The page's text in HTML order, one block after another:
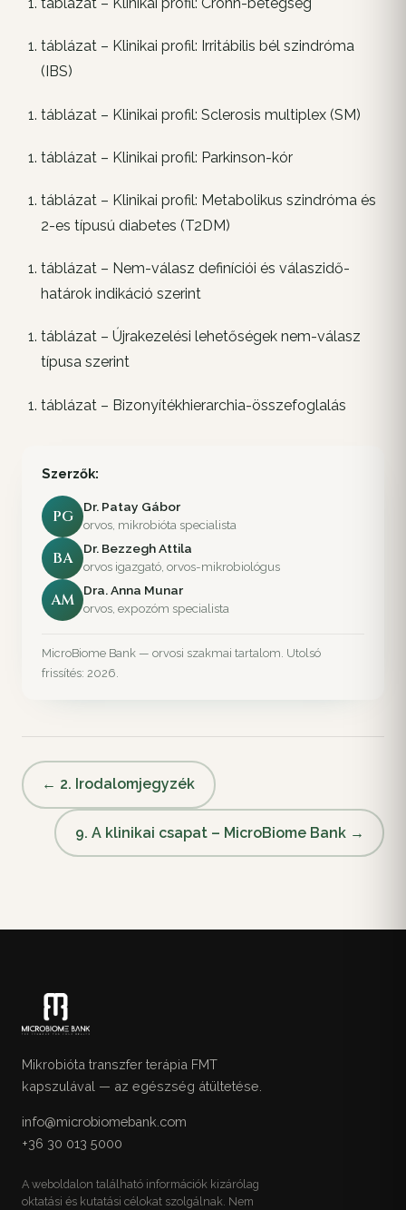
táblázat – Klinikai profil: Irritábilis bél szindróma
(IBS)
táblázat – Klinikai profil: Sclerosis multiplex (SM)
táblázat – Klinikai profil: Parkinson-kór
táblázat – Klinikai profil: Metabolikus szindróma és
2-es típusú diabetes (T2DM)
táblázat – Nem-válasz definíciói és válaszidő-
határok indikáció szerint
táblázat – Újrakezelési lehetőségek nem-válasz
típusa szerint
táblázat – Bizonyítékhierarchia-összefoglalás
Szerzők:
PG
Dr. Patay Gábor
orvos, mikrobióta specialista
BA
Dr. Bezzegh Attila
orvos igazgató, orvos-mikrobiológus
AM
Dra. Anna Munar
orvos, expozóm specialista
MicroBiome Bank — orvosi szakmai tartalom. Utolsó
frissítés: 2026.
← 2. Irodalomjegyzék
9. A klinikai csapat – MicroBiome Bank →
Mikrobióta transzfer terápia FMT
kapszulával — az egészség átültetése.
info@microbiomebank.com
+36 30 013 5000
A weboldalon található információk kizárólag
oktatási és kutatási célokat szolgálnak. Nem